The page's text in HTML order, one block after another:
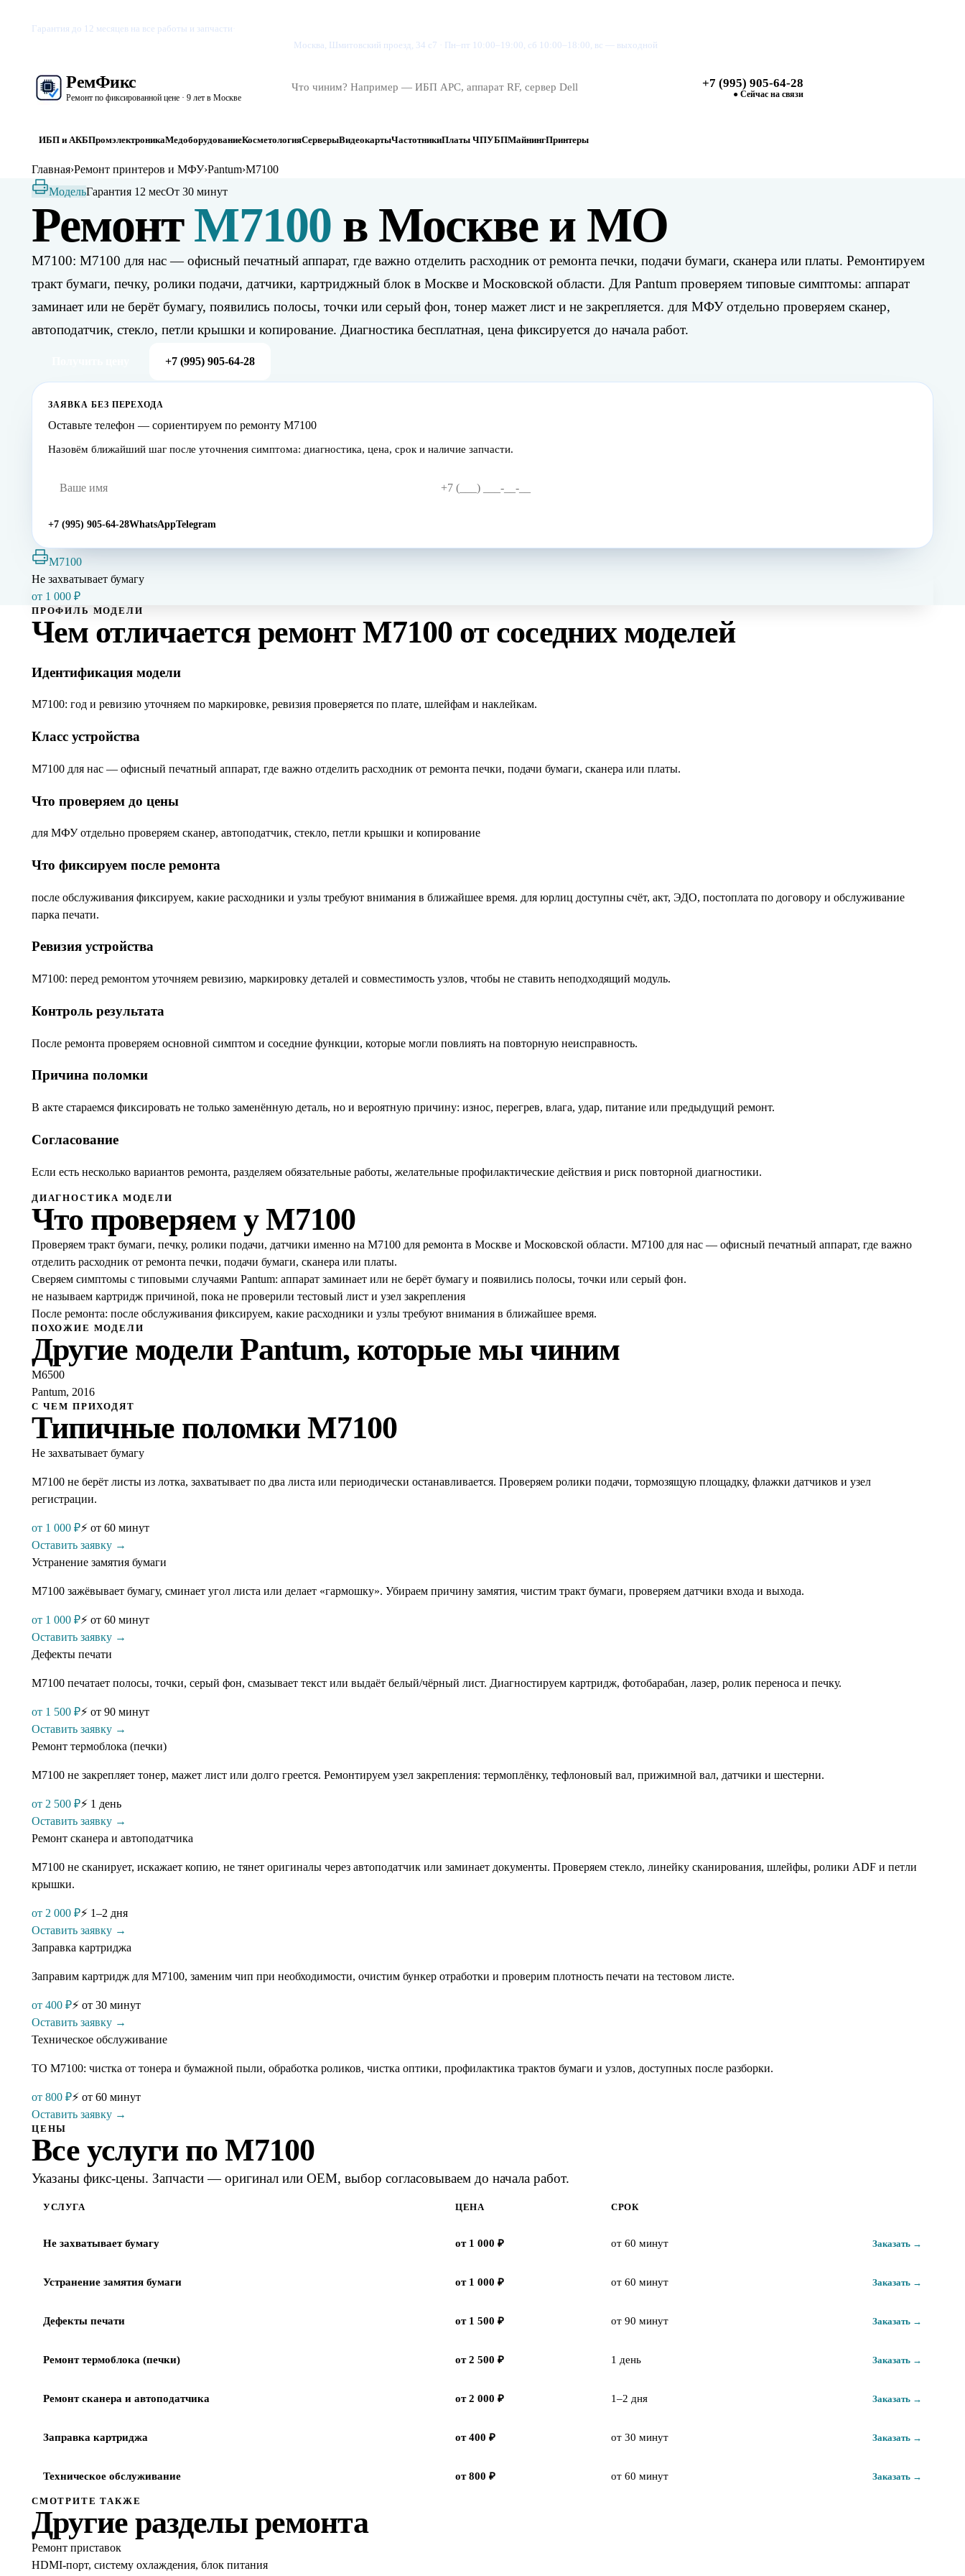
Гарантия до 12 месяцев на все работы и запчасти
Москва, Шмитовский проезд, 34 с7 · Пн–пт 10:00–19:00, сб 10:00–18:00, вс — выходной
РемФикс
Ремонт по фиксированной цене · 9 лет в Москве
+7 (995) 905-64-28
● Сейчас на связи
ИБП и АКБПромэлектроникаМедоборудованиеКосметологияСерверыВидеокартыЧастотникиПлаты ЧПУБПМайнингПринтеры
Главная›Ремонт принтеров и МФУ›Pantum›M7100
МодельГарантия 12 месОт 30 минут
Ремонт M7100 в Москве и МО
M7100: M7100 для нас — офисный печатный аппарат, где важно отделить расходник от ремонта печки, подачи бумаги, сканера или платы. Ремонтируем
тракт бумаги, печку, ролики подачи, датчики, картриджный блок в Москве и Московской области. Для Pantum проверяем типовые симптомы: аппарат
заминает или не берёт бумагу, появились полосы, точки или серый фон, тонер мажет лист и не закрепляется. для МФУ отдельно проверяем сканер,
автоподатчик, стекло, петли крышки и копирование. Диагностика бесплатная, цена фиксируется до начала работ.
+7 (995) 905-64-28
ЗАЯВКА БЕЗ ПЕРЕХОДА
Оставьте телефон — сориентируем по ремонту M7100
Назовём ближайший шаг после уточнения симптома: диагностика, цена, срок и наличие запчасти.
+7 (995) 905-64-28WhatsAppTelegram
M7100
Не захватывает бумагу
от 1 000 ₽
ПРОФИЛЬ МОДЕЛИ
Чем отличается ремонт M7100 от соседних моделей
Идентификация модели
M7100: год и ревизию уточняем по маркировке, ревизия проверяется по плате, шлейфам и наклейкам.
Класс устройства
M7100 для нас — офисный печатный аппарат, где важно отделить расходник от ремонта печки, подачи бумаги, сканера или платы.
Что проверяем до цены
для МФУ отдельно проверяем сканер, автоподатчик, стекло, петли крышки и копирование
Что фиксируем после ремонта
после обслуживания фиксируем, какие расходники и узлы требуют внимания в ближайшее время. для юрлиц доступны счёт, акт, ЭДО, постоплата по договору и обслуживание
парка печати.
Ревизия устройства
M7100: перед ремонтом уточняем ревизию, маркировку деталей и совместимость узлов, чтобы не ставить неподходящий модуль.
Контроль результата
После ремонта проверяем основной симптом и соседние функции, которые могли повлиять на повторную неисправность.
Причина поломки
В акте стараемся фиксировать не только заменённую деталь, но и вероятную причину: износ, перегрев, влага, удар, питание или предыдущий ремонт.
Согласование
Если есть несколько вариантов ремонта, разделяем обязательные работы, желательные профилактические действия и риск повторной диагностики.
ДИАГНОСТИКА МОДЕЛИ
Что проверяем уM7100
Проверяем тракт бумаги, печку, ролики подачи, датчики именно на M7100 для ремонта в Москве и Московской области. M7100 для нас — офисный печатный аппарат, где важно
отделить расходник от ремонта печки, подачи бумаги, сканера или платы.
Сверяем симптомы с типовыми случаями Pantum: аппарат заминает или не берёт бумагу и появились полосы, точки или серый фон.
не называем картридж причиной, пока не проверили тестовый лист и узел закрепления
После ремонта: после обслуживания фиксируем, какие расходники и узлы требуют внимания в ближайшее время.
ПОХОЖИЕ МОДЕЛИ
Другие моделиPantum, которые мы чиним
M6500
Pantum, 2016
С ЧЕМ ПРИХОДЯТ
Типичные поломкиM7100
Не захватывает бумагу
M7100 не берёт листы из лотка, захватывает по два листа или периодически останавливается. Проверяем ролики подачи, тормозящую площадку, флажки датчиков и узел
регистрации.
от 1 000 ₽⚡ от 60 минут
Оставить заявку →
Устранение замятия бумаги
M7100 зажёвывает бумагу, сминает угол листа или делает «гармошку». Убираем причину замятия, чистим тракт бумаги, проверяем датчики входа и выхода.
от 1 000 ₽⚡ от 60 минут
Оставить заявку →
Дефекты печати
M7100 печатает полосы, точки, серый фон, смазывает текст или выдаёт белый/чёрный лист. Диагностируем картридж, фотобарабан, лазер, ролик переноса и печку.
от 1 500 ₽⚡ от 90 минут
Оставить заявку →
Ремонт термоблока (печки)
M7100 не закрепляет тонер, мажет лист или долго греется. Ремонтируем узел закрепления: термоплёнку, тефлоновый вал, прижимной вал, датчики и шестерни.
от 2 500 ₽⚡ 1 день
Оставить заявку →
Ремонт сканера и автоподатчика
M7100 не сканирует, искажает копию, не тянет оригиналы через автоподатчик или заминает документы. Проверяем стекло, линейку сканирования, шлейфы, ролики ADF и петли
крышки.
от 2 000 ₽⚡ 1–2 дня
Оставить заявку →
Заправка картриджа
Заправим картридж для M7100, заменим чип при необходимости, очистим бункер отработки и проверим плотность печати на тестовом листе.
от 400 ₽⚡ от 30 минут
Оставить заявку →
Техническое обслуживание
ТО M7100: чистка от тонера и бумажной пыли, обработка роликов, чистка оптики, профилактика трактов бумаги и узлов, доступных после разборки.
от 800 ₽⚡ от 60 минут
Оставить заявку →
ЦЕНЫ
Все услуги по M7100
Указаны фикс-цены. Запчасти — оригинал или OEM, выбор согласовываем до начала работ.
УСЛУГА ЦЕНА СРОК
Не захватывает бумагу от 1 000 ₽ от 60 минут Заказать →
Устранение замятия бумаги от 1 000 ₽ от 60 минут Заказать →
Дефекты печати от 1 500 ₽ от 90 минут Заказать →
Ремонт термоблока (печки) от 2 500 ₽ 1 день Заказать →
Ремонт сканера и автоподатчика от 2 000 ₽ 1–2 дня Заказать →
Заправка картриджа от 400 ₽ от 30 минут Заказать →
Техническое обслуживание от 800 ₽ от 60 минут Заказать →
СМОТРИТЕ ТАКЖЕ
Другие разделы ремонта
Ремонт приставок
HDMI-порт, систему охлаждения, блок питания